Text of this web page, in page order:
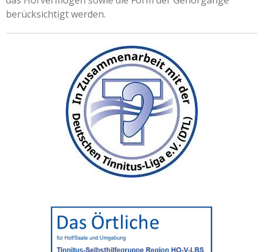
berücksichtigt werden.